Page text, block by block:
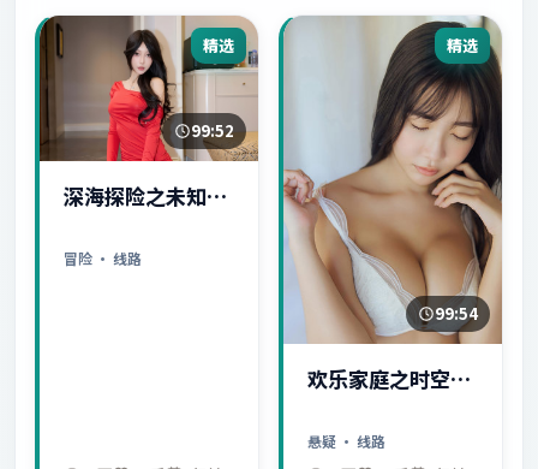
精选
99:52
深海探险之未知世
冒险 · 线路
精选
99:54
欢乐家庭之时空守
悬疑 · 线路